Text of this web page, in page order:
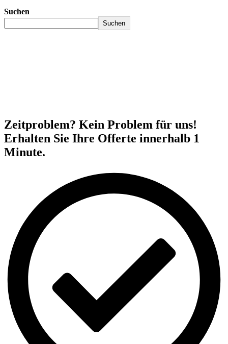
Suchen
Suchen
Zeitproblem? Kein Problem für uns!
Erhalten Sie Ihre Offerte innerhalb 1
Minute.